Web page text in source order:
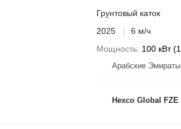
Грунтовый каток
2025
6 м/ч
Мощность 100 кВт
Арабские
Hexco Global FZE